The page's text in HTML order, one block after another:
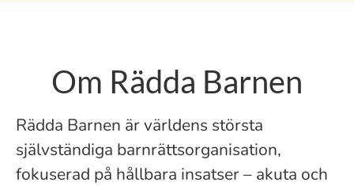
Om Rädda Barnen
Rädda Barnen är världens största
självständiga barnrättsorganisation,
fokuserad på hållbara insatser – akuta och